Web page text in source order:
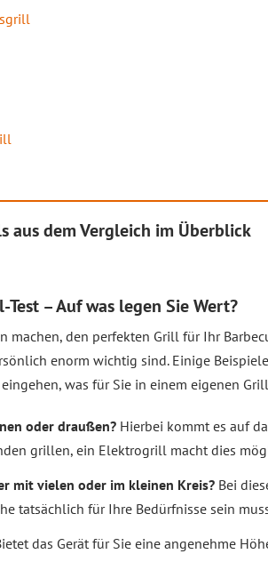
aus dem Vergleich im Überblick
– Auf was legen Sie Wert?
machen, den perfekten Grill für Ihr
enorm wichtig sind. Einige
was für Sie in einem eigenen
oder draußen? Hierbei kommt es auf
grillen, ein Elektrogrill macht dies
mit vielen oder im kleinen Kreis? Bei
tatsächlich für Ihre Bedürfnisse sein
das Gerät für Sie eine angenehme